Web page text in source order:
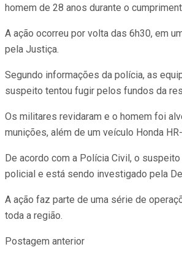
homem de 28 anos durante o
A ação ocorreu por volta das 6h30, em
pela Justiça.
Segundo informações da polícia, as
suspeito tentou fugir pelos fundos da
Os militares revidaram e o homem foi
munições, além de um veículo Honda
De acordo com a Polícia Civil, o
policial e está sendo investigado pela
A ação faz parte de uma série de
toda a região.
Postagem anterior